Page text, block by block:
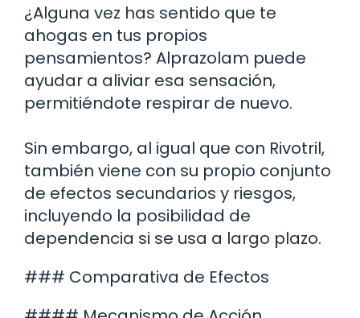
¿Alguna vez has sentido que te
ahogas en tus propios
pensamientos? Alprazolam puede
ayudar a aliviar esa sensación,
permitiéndote respirar de nuevo.
Sin embargo, al igual que con Rivotril,
también viene con su propio conjunto
de efectos secundarios y riesgos,
incluyendo la posibilidad de
dependencia si se usa a largo plazo.
### Comparativa de Efectos